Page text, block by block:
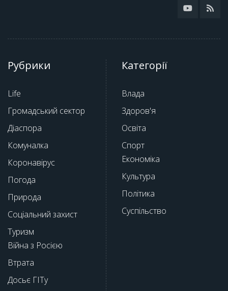
Рубрики
Life
Громадський сектор
Діаспора
Комуналка
Коронавірус
Погода
Природа
Соціальний захист
Туризм
Війна з Росією
Втрата
Досьє ГІТу
Категорії
Влада
Здоров'я
Освіта
Спорт
Економіка
Культура
Політика
Суспільство